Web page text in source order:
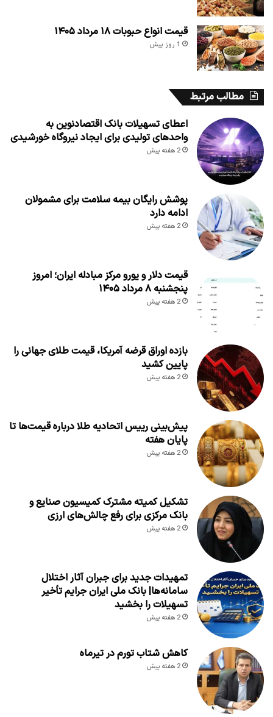
قیمت انواع حبوبات ۱۸ مرداد ۱۴۰۵
1 روز پیش
مطالب مرتبط
اعطای تسهیلات بانک اقتصادنوین به
واحدهای تولیدی برای ایجاد نیروگاه خورشیدی
2 هفته پیش
پوشش رایگان بیمه سلامت برای مشمولان
ادامه دارد
2 هفته پیش
قیمت دلار و یورو مرکز مبادله ایران؛ امروز
پنجشنبه ۸ مرداد ۱۴۰۵
2 هفته پیش
بازده اوراق قرضه آمریکا، قیمت طلای جهانی را
پایین کشید
2 هفته پیش
پیش‌بینی رییس اتحادیه طلا درباره قیمت‌ها تا
پایان هفته
2 هفته پیش
تشکیل کمیته مشترک کمیسیون صنایع و
بانک مرکزی برای رفع چالش‌های ارزی
2 هفته پیش
تمهیدات جدید برای جبران آثار اختلال
سامانه‌ها| بانک ملی ایران جرایم تأخیر
تسهیلات را بخشید
2 هفته پیش
کاهش شتاب تورم در تیرماه
2 هفته پیش